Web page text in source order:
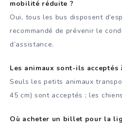
mobilité réduite ?
Oui, tous les bus disposent
recommandé de prévenir le
d’assistance.
Les animaux sont-ils acceptés
Seuls les petits animaux
45 cm) sont acceptés ; les
Où acheter un billet pour la